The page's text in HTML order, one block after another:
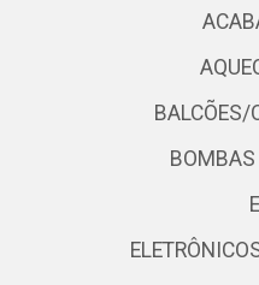
BALCÕES/
BOMBAS